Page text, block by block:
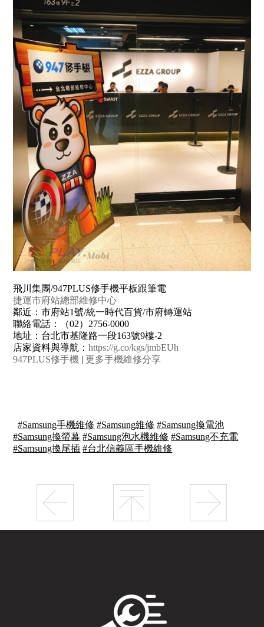
飛川集團/947PLUS修手機平板跟筆電
捷運市府站總部維修中心
鄰近：市府站1號/統一時代百貨/市府轉運站
聯絡電話：（02）2756-0000
地址：台北市基隆路一段163號9樓-2
店家資料與導航：https://g.co/kgs/jmbEUh
947PLUS修手機 |更多手機維修分享
#Samsung手機維修 #Samsung維修 #Samsung換電池
#Samsung換螢幕 #Samsung泡水機維修 #Samsung不充電
#Samsung換尾插 #台北信義區手機維修